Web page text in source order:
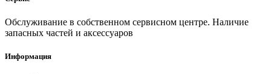
Обслуживание в собственном сервисном центре. Наличие
запасных частей и аксессуаров
Информация